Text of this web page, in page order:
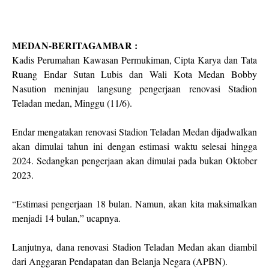
MEDAN-BERITAGAMBAR :
Kadis Perumahan Kawasan Permukiman, Cipta Karya dan Tata
Ruang Endar Sutan Lubis dan Wali Kota Medan Bobby
Nasution meninjau langsung pengerjaan renovasi Stadion
Teladan medan, Minggu (11/6).
Endar mengatakan renovasi Stadion Teladan Medan dijadwalkan
akan dimulai tahun ini dengan estimasi waktu selesai hingga
2024. Sedangkan pengerjaan akan dimulai pada bukan Oktober
2023.
“Estimasi pengerjaan 18 bulan. Namun, akan kita maksimalkan
menjadi 14 bulan,” ucapnya.
Lanjutnya, dana renovasi Stadion Teladan Medan akan diambil
dari Anggaran Pendapatan dan Belanja Negara (APBN).